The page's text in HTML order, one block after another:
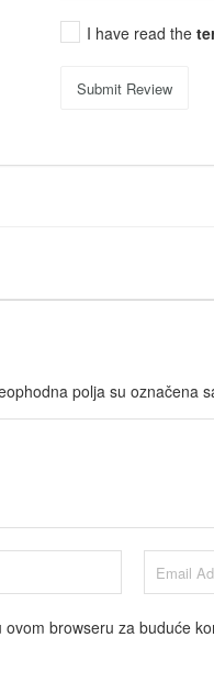
I have read the
Submit Review
polja su označena
browseru za buduće